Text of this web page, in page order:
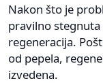
Nakon što je
pravilno stegnuta
regeneracija.
od pepela,
izvedena.